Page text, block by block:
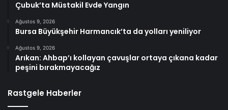
Çubuk’ta Müstakil Evde Yangın
Ağustos 9, 2026
Bursa Büyükşehir Harmancık’ta da yolları yeniliyor
Ağustos 9, 2026
Arıkan: Ahbap’ı kollayan çavuşlar ortaya çıkana kadar
peşini bırakmayacağız
Rastgele Haberler